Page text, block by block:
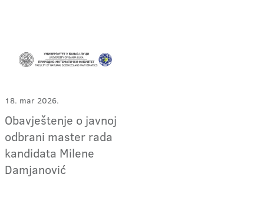
18. mar 2026.
Obavještenje o javnoj
odbrani master rada
kandidata Milene
Damjanović